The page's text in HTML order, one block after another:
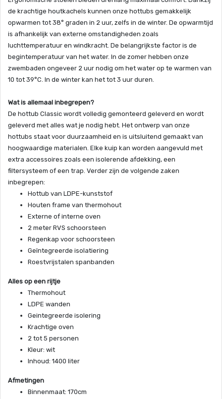
de krachtige houtkachels kunnen onze hottubs gemakkelijk
opwarmen tot 38° graden in 2 uur, zelfs in de winter. De opwarmtijd
is afhankelijk van externe omstandigheden zoals
luchttemperatuur en windkracht. De belangrijkste factor is de
begintemperatuur van het water. In de zomer hebben onze
zwembaden ongeveer 2 uur nodig om het water op te warmen van
10 tot 39°C. In de winter kan het tot 3 uur duren.
Wat is allemaal inbegrepen?
De hottub Classic wordt volledig gemonteerd geleverd en wordt
geleverd met alles wat je nodig hebt. Het ontwerp van onze
hottubs staat voor duurzaamheid en is uitsluitend gemaakt van
hoogwaardige materialen. Elke kuip kan worden aangevuld met
extra accessoires zoals een isolerende afdekking, een
filtersysteem of een trap. Verder zijn de volgende zaken
inbegrepen:
Hottub van LDPE-kunststof
Houten frame van thermohout
Externe of interne oven
2 meter RVS schoorsteen
Regenkap voor schoorsteen
Geïntegreerde isolatiering
Roestvrijstalen spanbanden
Alles op een rijtje
Thermohout
LDPE wanden
Geintegreerde isolering
Krachtige oven
2 tot 5 personen
Kleur: wit
Inhoud: 1400 liter
Afmetingen
Binnenmaat: 170cm